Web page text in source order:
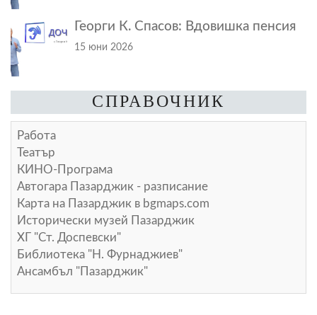
Георги К. Спасов: Вдовишка пенсия
15 юни 2026
СПРАВОЧНИК
Работа
Театър
КИНО-Програма
Автогара Пазарджик - разписание
Карта на Пазарджик в bgmaps.com
Исторически музей Пазарджик
ХГ "Ст. Доспевски"
Библиотека "Н. Фурнаджиев"
Ансамбъл "Пазарджик"